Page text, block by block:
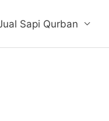
Sapi Qurban